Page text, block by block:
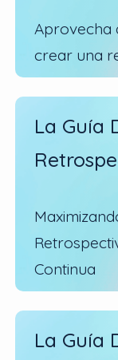
Aprovecha
crear una
La Guía
Continua
La Guía